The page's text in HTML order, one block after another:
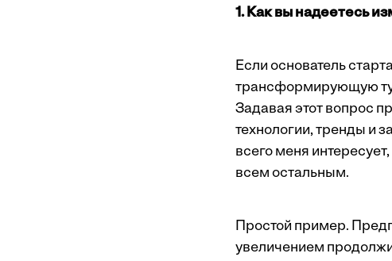
1. Как вы надеетесь
Если основатель
трансформирующую ту
Задавая этот вопрос
технологии, тренды и
всего меня
всем остальным.
Простой пример.
увеличением